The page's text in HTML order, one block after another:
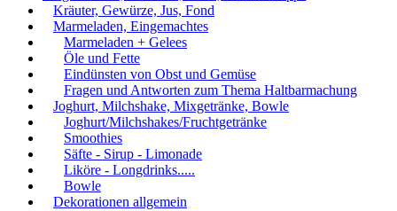
Kräuter, Gewürze, Jus, Fond
Marmeladen, Eingemachtes
Marmeladen + Gelees
Öle und Fette
Eindünsten von Obst und Gemüse
Fragen und Antworten zum Thema Haltbarmachung
Joghurt, Milchshake, Mixgetränke, Bowle
Joghurt/Milchshakes/Fruchtgetränke
Smoothies
Säfte - Sirup - Limonade
Liköre - Longdrinks.....
Bowle
Dekorationen allgemein